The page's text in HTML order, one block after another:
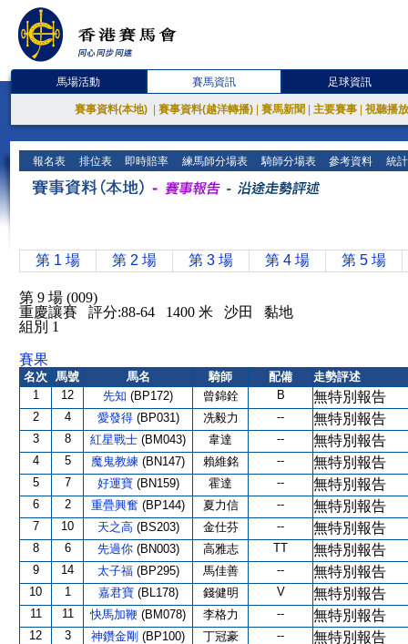
馬場活動 賽馬資訊 足球資訊
賽事資料(本地) 賽事資料(越洋轉播) 賽馬新聞 主要賽事 視聽播
報名表 排位表 即時賠率 練馬師分場表 騎師分場表 參考資料 統
第 1 場 第 2 場 第 3 場 第 4 場 第 5 場
第 9 場 (009)
重慶讓賽 評分:88-64 1400 米 沙田 黏地
組別 1
賽果
名次 馬號 馬名 騎師 配備
走勢評述
1
12 先知 (BP172) 曾錦銓 B 無特別報告
2 4 愛發得 (BP031) 冼毅力 -- 無特別報告
3 8 紅星戰士 (BM043) 韋達 -- 無特別報告
4 5 魔鬼教練 (BN147) 賴維銘 -- 無特別報告
5 7 好運寶 (BN159) 霍達 -- 無特別報告
6 2 重疊興奮 (BP144) 夏力信 -- 無特別報告
7 10 天之高 (BS203) 金仕芬 -- 無特別報告
8 6 先過你 (BN003) 高雅志 TT 無特別報告
9 14 太子福 (BP295) 馬佳善 -- 無特別報告
10 1 嘉君寶 (BL178) 錢健明 V 無特別報告
11 11 快馬加鞭 (BM078) 李格力 -- 無特別報告
12 3 神鑽金剛 (BP100) 丁冠豪 -- 無特別報告